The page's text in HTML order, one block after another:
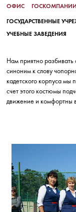
ОФИС ГОСКОМПАНИИ
ГОСУДАРСТВЕННЫЕ
УЧЕБНЫЕ ЗАВЕДЕНИЯ
Нам приятно разбивать
синоним к слову
кадетского корпуса мы
счет этого костюмы
движение и комфортны